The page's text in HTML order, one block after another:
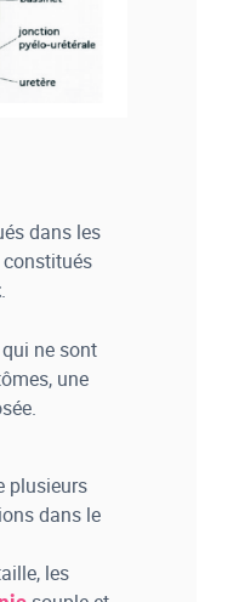
dans les
.
ne sont
une
plusieurs
dans le
les